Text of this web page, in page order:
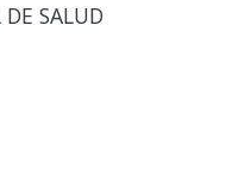
SALUD